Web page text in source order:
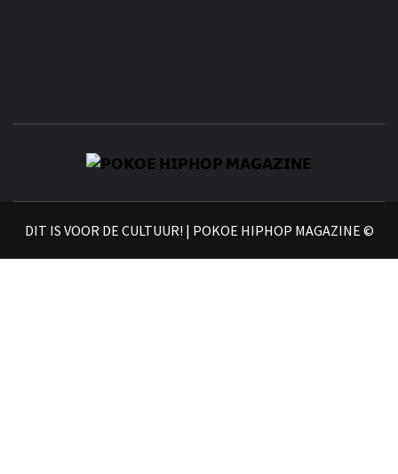
DIT IS VOOR DE CULTUUR! | POKOE HIPHOP MAGAZINE ©